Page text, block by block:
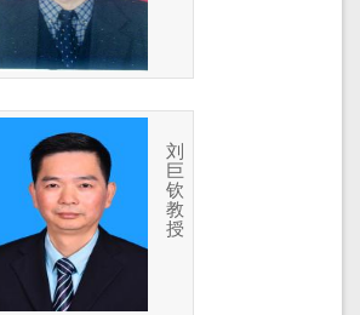
刘
巨
钦
教
授